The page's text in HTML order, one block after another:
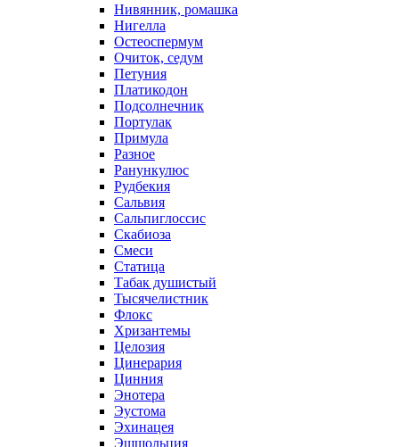
Нивянник, ромашка
Нигелла
Остеоспермум
Очиток, седум
Петуния
Платикодон
Подсолнечник
Портулак
Примула
Разное
Ранункулюс
Рудбекия
Сальвия
Сальпиглоссис
Скабиоза
Смеси
Статица
Табак душистый
Тысячелистник
Флокс
Хризантемы
Целозия
Цинерария
Цинния
Энотера
Эустома
Эхинацея
Эшшольция